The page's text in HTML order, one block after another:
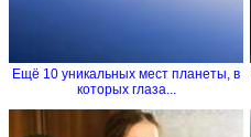
Ещё 10 уникальных мест планеты, в
которых глаза...